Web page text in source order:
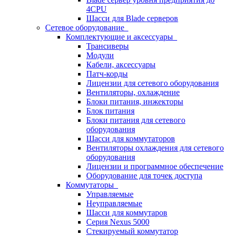
4CPU
Шасси для Blade серверов
Сетевое оборудование
Комплектующие и аксессуары
Трансиверы
Модули
Кабели, аксессуары
Патч-корды
Лицензии для сетевого оборудования
Вентиляторы, охлаждение
Блоки питания, инжекторы
Блок питания
Блоки питания для сетевого
оборудования
Шасси для коммутаторов
Вентиляторы охлаждения для сетевого
оборудования
Лицензии и программное обеспечение
Оборудование для точек доступа
Коммутаторы
Управляемые
Неуправляемые
Шасси для коммутаров
Серия Nexus 5000
Стекируемый коммутатор